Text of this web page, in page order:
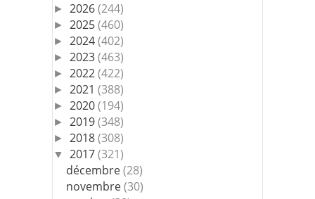
► 2026(244)
► 2025(460)
► 2024(402)
► 2023(463)
► 2022(422)
► 2021 (388)
► 2020(194)
► 2019(348)
► 2018(308)
▼ 2017(321)
décembre(28)
novembre(30)